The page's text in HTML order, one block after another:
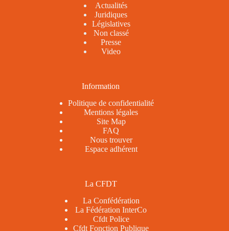
Actualités
Juridiques
Législatives
Non classé
Presse
Video
Information
Politique de confidentialité
Mentions légales
Site Map
FAQ
Nous trouver
Espace adhérent
La CFDT
La Confédération
La Fédération InterCo
Cfdt Police
Cfdt Fonction Publique